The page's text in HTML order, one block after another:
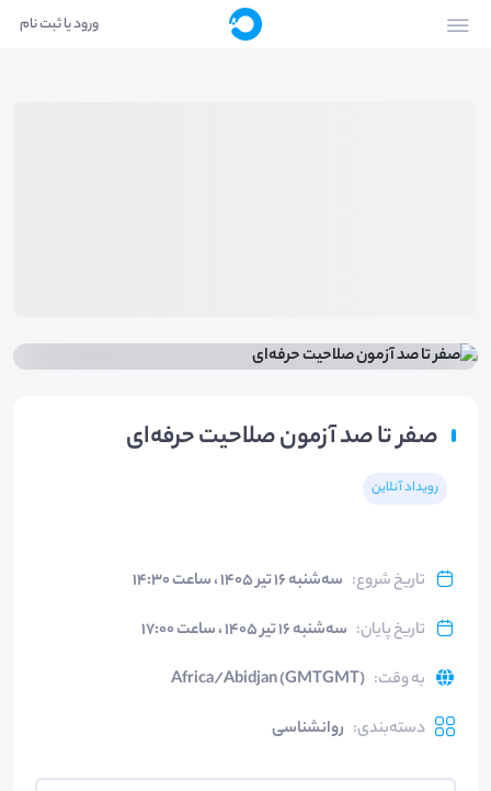
ورود یا ثبت نام
صفر تا صد آزمون صلاحیت حرفه‌ای
رویداد آنلاین
تاریخ شروع: سه‌شنبه ۱۶ تیر ۱۴۰۵ ، ساعت ۱۴:۳۰
تاریخ پایان: سه‌شنبه ۱۶ تیر ۱۴۰۵ ، ساعت ۱۷:۰۰
به وقت:
Africa/Abidjan (GMTGMT)
دسته‌بندی: روانشناسی